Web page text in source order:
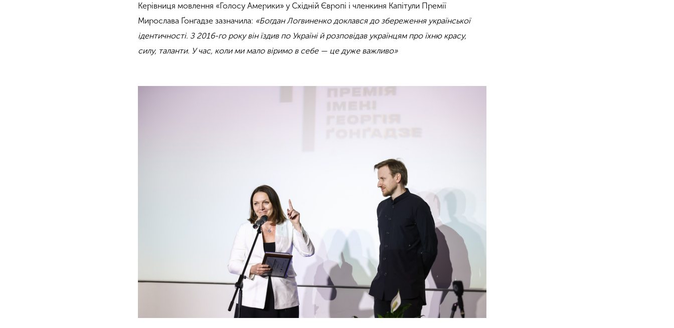
Керівниця мовлення «Голосу Америки» у Східній Європі і членкиня Капітули Премії
Мирослава Ґонґадзе зазначила:
Богдан Логвиненко доклався до збереження української
ідентичності. З 2016-го року він їздив по Україні й розповідав українцям про їхню красу,
силу, таланти. У час, коли ми мало віримо в себе — це дуже важливо